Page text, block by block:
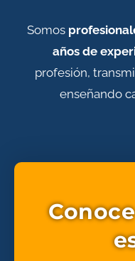
Somos
años de
profesión,
enseñando